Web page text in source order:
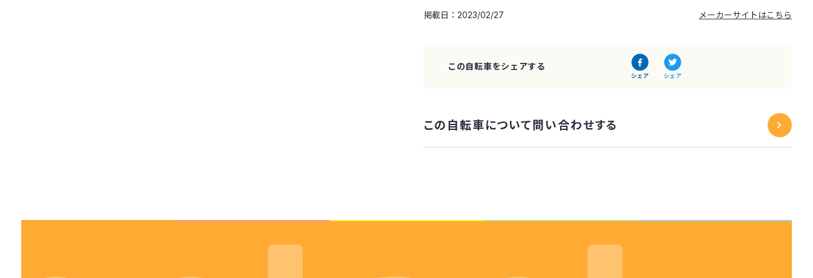
掲載日：2023/02/27 メーカーサイトはこちら
この自転車をシェアする
シェア シェア
この自転車について問い合わせする